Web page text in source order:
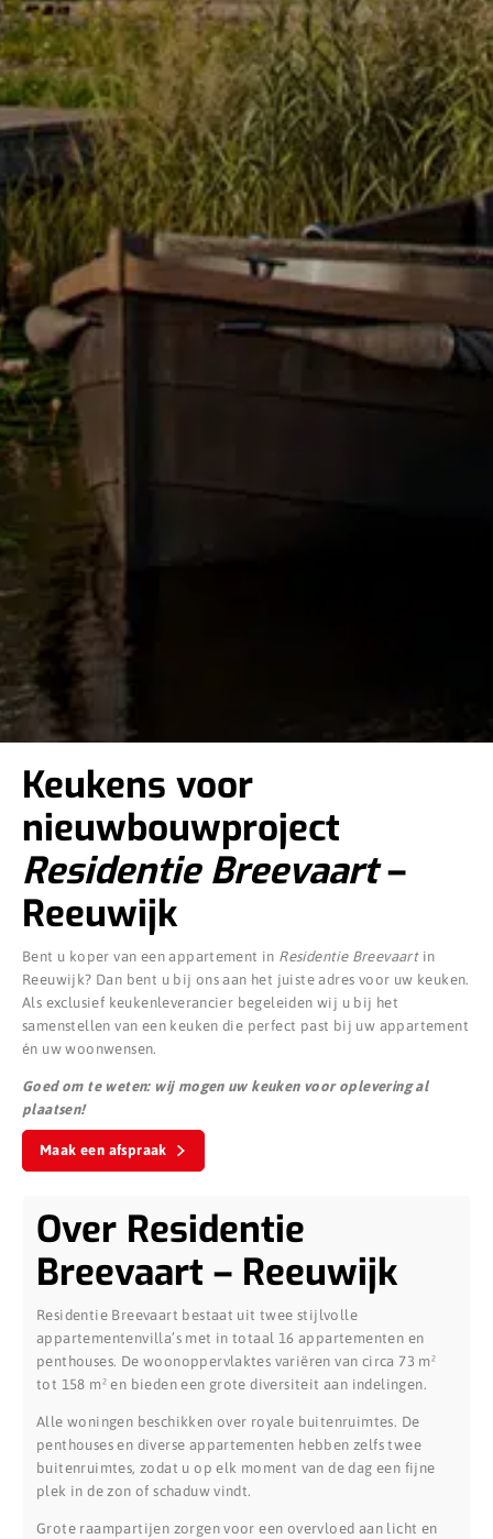
Keukens voor
nieuwbouwproject
Residentie Breevaart–
Reeuwijk
Bent u koper van een appartement in Residentie Breevaart in
Reeuwijk? Dan bent u bij ons aan het juiste adres voor uw keuken.
Als exclusief keukenleverancier begeleiden wij u bij het
samenstellen van een keuken die perfect past bij uw appartement
én uw woonwensen.
Goed om te weten: wij mogen uw keuken voor oplevering al
plaatsen!
Maak een afspraak
Over Residentie
Breevaart – Reeuwijk
Residentie Breevaart bestaat uit twee stijlvolle
appartementenvilla’s met in totaal 16 appartementen en
penthouses. De woonoppervlaktes variëren van circa 73 m²
tot 158 m² en bieden een grote diversiteit aan indelingen.
Alle woningen beschikken over royale buitenruimtes. De
penthouses en diverse appartementen hebben zelfs twee
buitenruimtes, zodat u op elk moment van de dag een fijne
plek in de zon of schaduw vindt.
Grote raampartijen zorgen voor een overvloed aan licht en